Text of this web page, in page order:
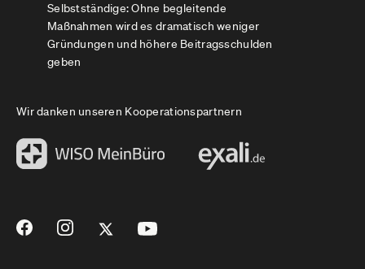
Selbstständige: Ohne begleitende
Maßnahmen wird es dramatisch weniger
Gründungen und höhere Beitragsschulden
geben
Wir danken unseren Kooperationspartnern